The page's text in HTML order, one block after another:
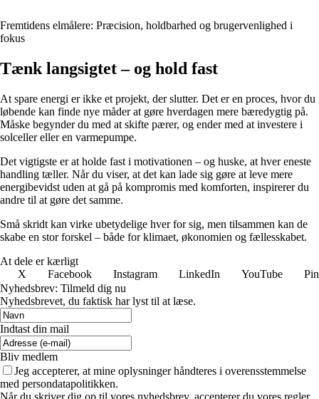
Fremtidens elmålere: Præcision, holdbarhed og brugervenlighed i
fokus
Tænk langsigtet – og hold fast
At spare energi er ikke et projekt, der slutter. Det er en proces, hvor du
løbende kan finde nye måder at gøre hverdagen mere bæredygtig på.
Måske begynder du med at skifte pærer, og ender med at investere i
solceller eller en varmepumpe.
Det vigtigste er at holde fast i motivationen – og huske, at hver eneste
handling tæller. Når du viser, at det kan lade sig gøre at leve mere
energibevidst uden at gå på kompromis med komforten, inspirerer du
andre til at gøre det samme.
Små skridt kan virke ubetydelige hver for sig, men tilsammen kan de
skabe en stor forskel – både for klimaet, økonomien og fællesskabet.
At dele er kærligt
X
Facebook Instagram LinkedIn YouTube
Nyhedsbrev: Tilmeld dig nu
Nyhedsbrevet, du faktisk har lyst til at læse.
Indtast din mail
Bliv medlem
Jeg accepterer, at mine oplysninger håndteres i overensstemmelse
med persondatapolitikken.
Når du skriver dig op til vores nyhedsbrev, accepterer du vores regler